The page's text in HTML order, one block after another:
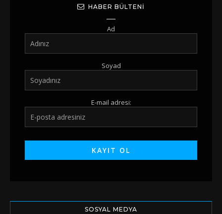
HABER BÜLTENI
Ad
Soyad
E-mail adresi:
SOSYAL MEDYA